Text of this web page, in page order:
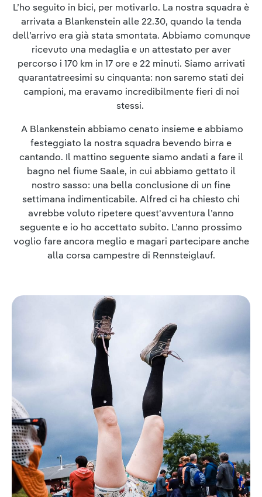
L’ho seguito in bici, per motivarlo. La nostra squadra è
arrivata a Blankenstein alle 22.30, quando la tenda
dell’arrivo era già stata smontata. Abbiamo comunque
ricevuto una medaglia e un attestato per aver
percorso i 170 km in 17 ore e 22 minuti. Siamo arrivati
quarantatreesimi su cinquanta: non saremo stati dei
campioni, ma eravamo incredibilmente fieri di noi
stessi.
A Blankenstein abbiamo cenato insieme e abbiamo
festeggiato la nostra squadra bevendo birra e
cantando. Il mattino seguente siamo andati a fare il
bagno nel fiume Saale, in cui abbiamo gettato il
nostro sasso: una bella conclusione di un fine
settimana indimenticabile. Alfred ci ha chiesto chi
avrebbe voluto ripetere quest'avventura l’anno
seguente e io ho accettato subito. L’anno prossimo
voglio fare ancora meglio e magari partecipare anche
alla corsa campestre di Rennsteiglauf.